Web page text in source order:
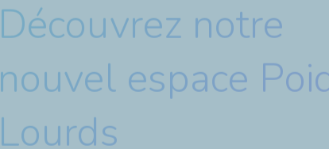
Découvrez notre
nouvel espace
Lourds